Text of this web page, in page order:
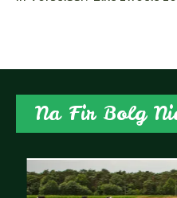
Na Fir Bolg